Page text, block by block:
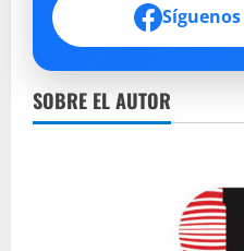
SOBRE EL AUTOR